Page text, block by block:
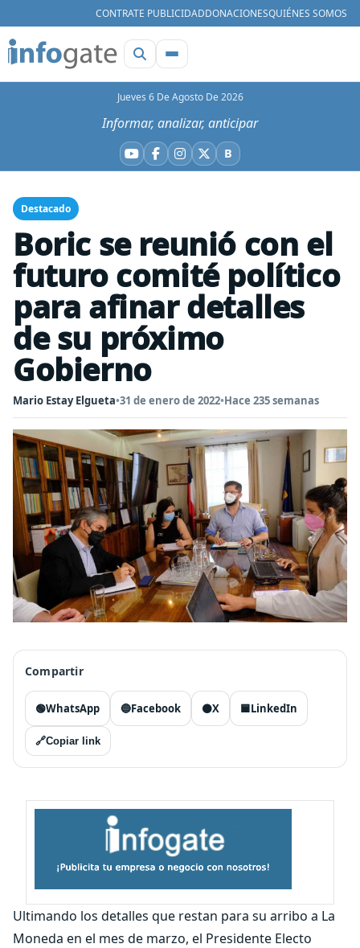
CONTRATE PUBLICIDADDONACIONESQUIÉNES SOMOS
Jueves 6 De Agosto De 2026
Informar, analizar, anticipar
YouTube
Facebook
Instagram
X BBluesky
Destacado
Boric se reunió con el
futuro comité político
para afinar detalles
de su próximo
Gobierno
Mario Estay Elgueta•31 de enero de 2022•Hace 235 semanas
Compartir
🟢WhatsApp 🔵Facebook ⚫X 🟦LinkedIn
🔗Copiar link
Ultimando los detalles que restan para su arribo a La
Moneda en el mes de marzo, el Presidente Electo